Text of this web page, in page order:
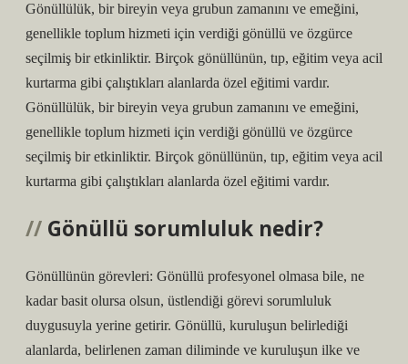
Gönüllülük, bir bireyin veya grubun zamanını ve emeğini,
genellikle toplum hizmeti için verdiği gönüllü ve özgürce
seçilmiş bir etkinliktir. Birçok gönüllünün, tıp, eğitim veya acil
kurtarma gibi çalıştıkları alanlarda özel eğitimi vardır.
Gönüllülük, bir bireyin veya grubun zamanını ve emeğini,
genellikle toplum hizmeti için verdiği gönüllü ve özgürce
seçilmiş bir etkinliktir. Birçok gönüllünün, tıp, eğitim veya acil
kurtarma gibi çalıştıkları alanlarda özel eğitimi vardır.
Gönüllü sorumluluk nedir?
Gönüllünün görevleri: Gönüllü profesyonel olmasa bile, ne
kadar basit olursa olsun, üstlendiği görevi sorumluluk
duygusuyla yerine getirir. Gönüllü, kuruluşun belirlediği
alanlarda, belirlenen zaman diliminde ve kuruluşun ilke ve